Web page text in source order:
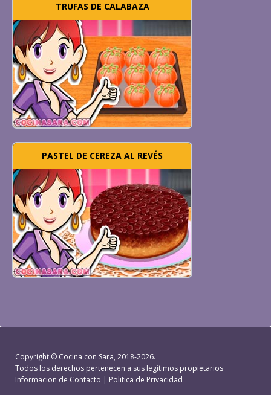
TRUFAS DE CALABAZA
PASTEL DE CEREZA AL REVÉS
Copyright © Cocina con Sara, 2018-2026.
Todos los derechos pertenecen a sus legitimos propietarios
Informacion de Contacto | Politica de Privacidad